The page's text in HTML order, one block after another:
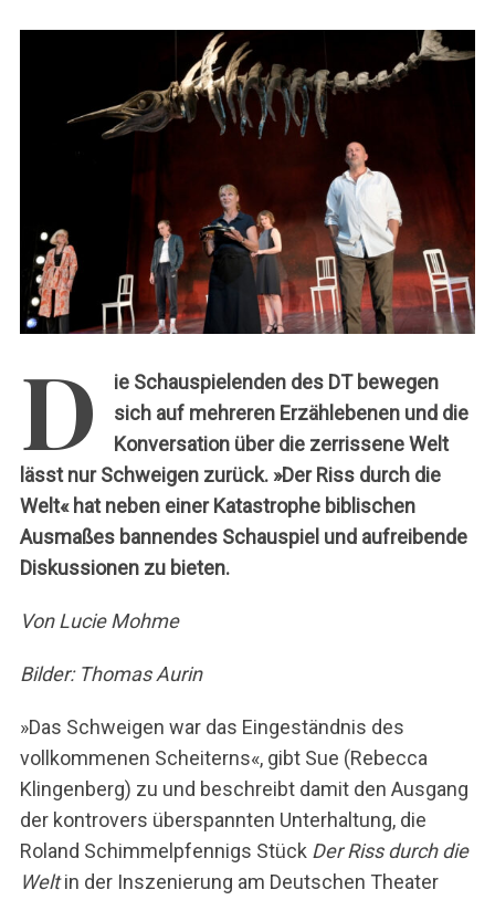
h
D
ie Schauspielenden des DT bewegen
sich auf mehreren Erzählebenen und die
Konversation über die zerrissene Welt
lässt nur Schweigen zurück. »Der Riss durch die
Welt« hat neben einer Katastrophe biblischen
Ausmaßes bannendes Schauspiel und aufreibende
Diskussionen zu bieten.
Von Lucie Mohme
Bilder: Thomas Aurin
»Das Schweigen war das Eingeständnis des
vollkommenen Scheiterns«, gibt Sue (Rebecca
Klingenberg) zu und beschreibt damit den Ausgang
der kontrovers überspannten Unterhaltung, die
Roland Schimmelpfennigs Stück Der Riss durch die
Weltin der Inszenierung am Deutschen Theater